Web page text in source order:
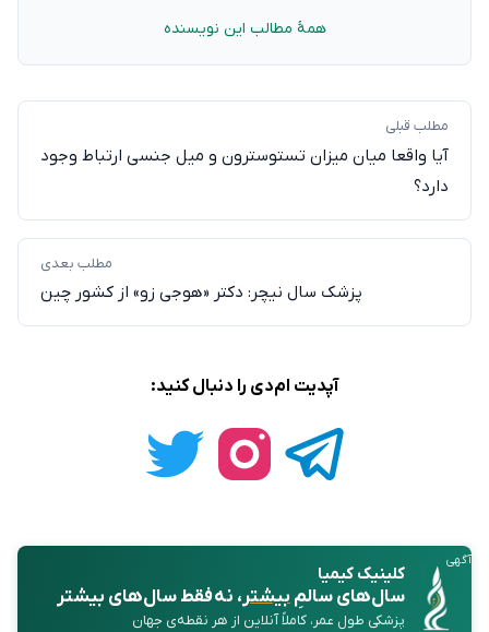
همهٔ مطالب این نویسنده
مطلب قبلی
آیا واقعا میان میزان تستوسترون و میل جنسی ارتباط وجود
دارد؟
مطلب بعدی
پزشک سال نیچر: دکتر «هوجی زو» از کشور چین
آپدیت ام‌دی را دنبال کنید:
آگهی
کلینیک کیمیا
سال‌های سالمِبیشتر، نه فقط سال‌های بیشتر
پزشکی طول عمر، کاملاً آنلاین از هر نقطه‌ی جهان